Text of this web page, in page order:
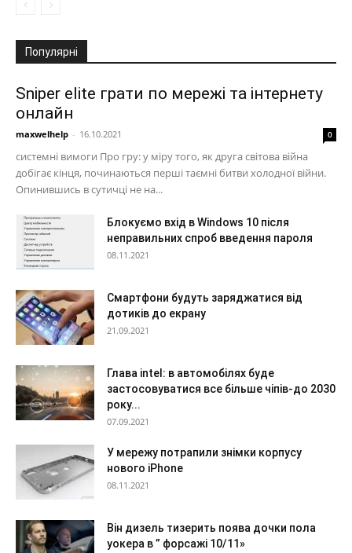
Популярні
Sniper elite грати по мережі та інтернету
онлайн
maxwelhelp - 16.10.2021 0
системні вимоги Про гру: у міру того, як друга світова війна
добігає кінця, починаються перші таємні битви холодної війни.
Опинившись в сутичці не на...
Блокуємо вхід в Windows 10 після
неправильних спроб введення пароля
08.11.2021
Смартфони будуть заряджатися від
дотиків до екрану
21.09.2021
Глава intel: в автомобілях буде
застосовуватися все більше чіпів-до 2030
року...
07.09.2021
У мережу потрапили знімки корпусу
нового iPhone
08.11.2021
Він дизель тизерить поява дочки пола
уокера в ” форсажі 10/11»